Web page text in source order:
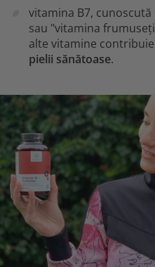
vitamina B7,
sau "vitamina
alte vitamine
pielii sănătoase.